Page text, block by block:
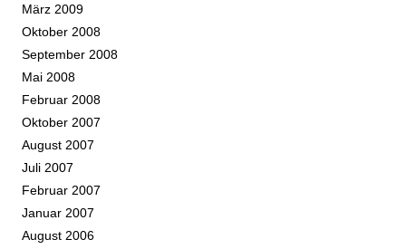
März 2009
Oktober 2008
September 2008
Mai 2008
Februar 2008
Oktober 2007
August 2007
Juli 2007
Februar 2007
Januar 2007
August 2006